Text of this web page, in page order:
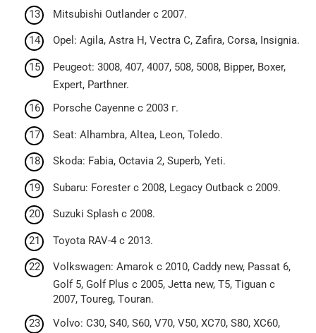
Mitsubishi Outlander c 2007.
Opel: Agila, Astra H, Vectra C, Zafira, Corsa, Insignia.
Peugeot: 3008, 407, 4007, 508, 5008, Bipper, Boxer,
Expert, Parthner.
Porsche Cayenne c 2003 г.
Seat: Alhambra, Altea, Leon, Toledo.
Skoda: Fabia, Octavia 2, Superb, Yeti.
Subaru: Forester c 2008, Legacy Outback c 2009.
Suzuki Splash c 2008.
Toyota RAV-4 c 2013.
Volkswagen: Amarok c 2010, Caddy new, Passat 6,
Golf 5, Golf Plus c 2005, Jetta new, Т5, Tiguan c
2007, Toureg, Тouran.
Volvo: С30, S40, S60, V70, V50, XC70, S80, XC60,